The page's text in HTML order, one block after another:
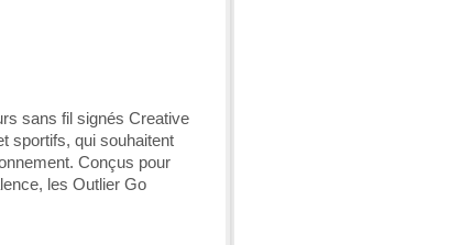
sans fil signés Creative
sportifs, qui souhaitent
Conçus pour
les Outlier Go